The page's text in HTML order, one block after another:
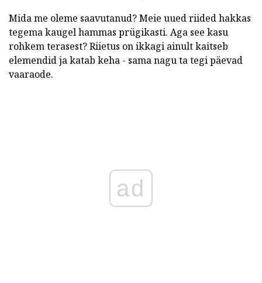
Mida me oleme saavutanud? Meie uued riided hakkas
tegema kaugel hammas prügikasti. Aga see kasu
rohkem terasest? Riietus on ikkagi ainult kaitseb
elemendid ja katab keha - sama nagu ta tegi päevad
vaaraode.
ad